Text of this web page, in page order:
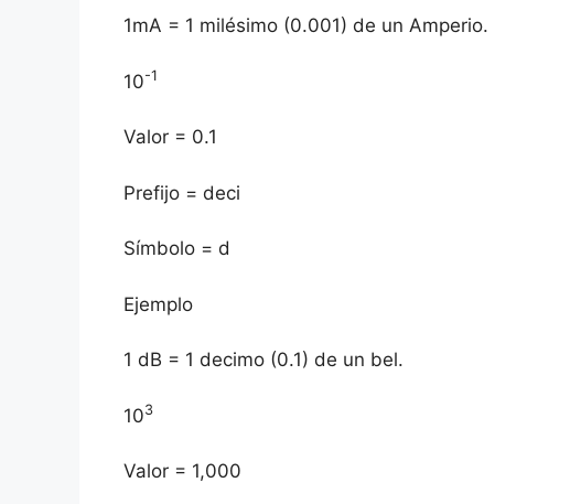
1mA = 1 milésimo (0.001) de un Amperio.
10-1
Valor = 0.1
Prefijo = deci
Símbolo = d
Ejemplo
1 dB = 1 decimo (0.1) de un bel.
103
Valor = 1,000